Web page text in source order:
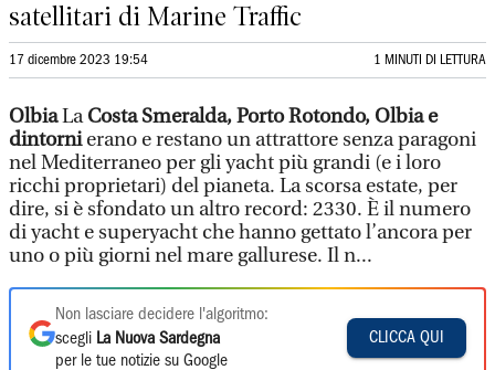
satellitari di Marine Traffic
17 dicembre 2023 19:54 1 MINUTI DI LETTURA
OlbiaLaCosta Smeralda, Porto Rotondo, Olbia e
dintornierano e restano un attrattore senza paragoni
nel Mediterraneo per gli yacht più grandi (e i loro
ricchi proprietari) del pianeta. La scorsa estate, per
dire, si è sfondato un altro record: 2330. È il numero
di yacht e superyacht che hanno gettato l’ancora per
uno o più giorni nel mare gallurese. Il n...
Non lasciare decidere l'algoritmo:
scegli La Nuova Sardegna
per le tue notizie su Google
CLICCA QUI